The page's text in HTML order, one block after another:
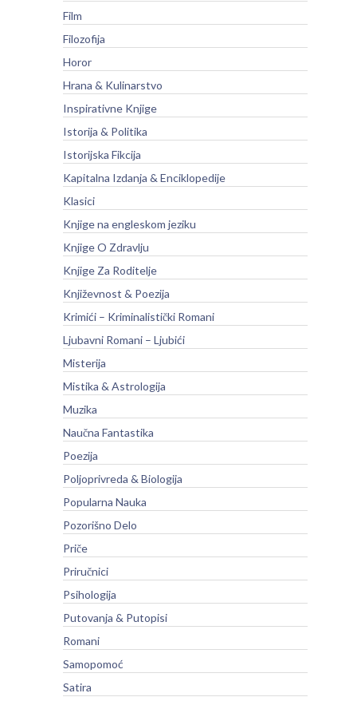
Film
Filozofija
Horor
Hrana & Kulinarstvo
Inspirativne Knjige
Istorija & Politika
Istorijska Fikcija
Kapitalna Izdanja & Enciklopedije
Klasici
Knjige na engleskom jeziku
Knjige O Zdravlju
Knjige Za Roditelje
Književnost & Poezija
Krimići – Kriminalistički Romani
Ljubavni Romani – Ljubići
Misterija
Mistika & Astrologija
Muzika
Naučna Fantastika
Poezija
Poljoprivreda & Biologija
Popularna Nauka
Pozorišno Delo
Priče
Priručnici
Psihologija
Putovanja & Putopisi
Romani
Samopomoć
Satira